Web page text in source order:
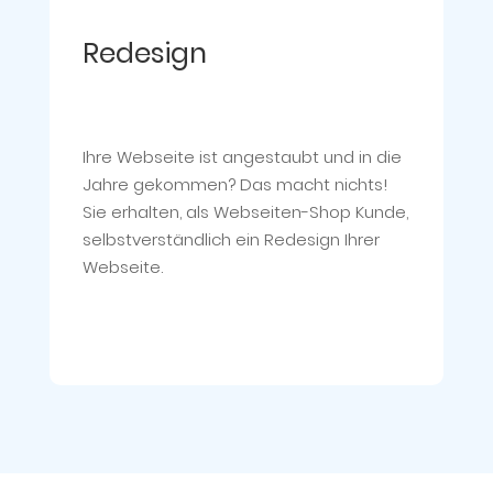
Redesign
Ihre Webseite ist angestaubt und in die
Jahre gekommen? Das macht nichts!
Sie erhalten, als Webseiten-Shop Kunde,
selbstverständlich ein Redesign Ihrer
Webseite.